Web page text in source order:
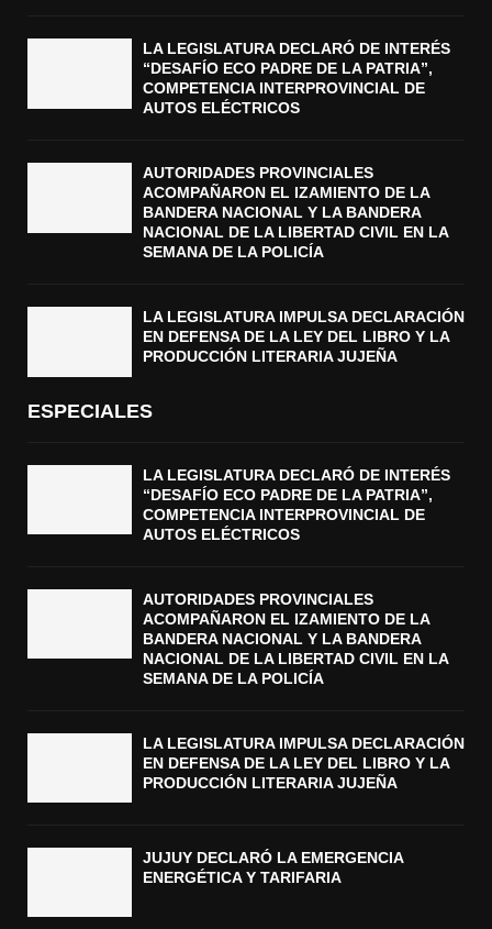
LA LEGISLATURA DECLARÓ DE INTERÉS
“DESAFÍO ECO PADRE DE LA PATRIA”,
COMPETENCIA INTERPROVINCIAL DE
AUTOS ELÉCTRICOS
AUTORIDADES PROVINCIALES
ACOMPAÑARON EL IZAMIENTO DE LA
BANDERA NACIONAL Y LA BANDERA
NACIONAL DE LA LIBERTAD CIVIL EN LA
SEMANA DE LA POLICÍA
LA LEGISLATURA IMPULSA DECLARACIÓN
EN DEFENSA DE LA LEY DEL LIBRO Y LA
PRODUCCIÓN LITERARIA JUJEÑA
ESPECIALES
LA LEGISLATURA DECLARÓ DE INTERÉS
“DESAFÍO ECO PADRE DE LA PATRIA”,
COMPETENCIA INTERPROVINCIAL DE
AUTOS ELÉCTRICOS
AUTORIDADES PROVINCIALES
ACOMPAÑARON EL IZAMIENTO DE LA
BANDERA NACIONAL Y LA BANDERA
NACIONAL DE LA LIBERTAD CIVIL EN LA
SEMANA DE LA POLICÍA
LA LEGISLATURA IMPULSA DECLARACIÓN
EN DEFENSA DE LA LEY DEL LIBRO Y LA
PRODUCCIÓN LITERARIA JUJEÑA
JUJUY DECLARÓ LA EMERGENCIA
ENERGÉTICA Y TARIFARIA